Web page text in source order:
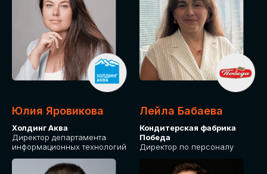
Юлия Яровикова
Холдинг Аква
Директор департамента
информационных технологий
Лейла Бабаева
Кондитерская фабрика
Победа
Директор по персоналу